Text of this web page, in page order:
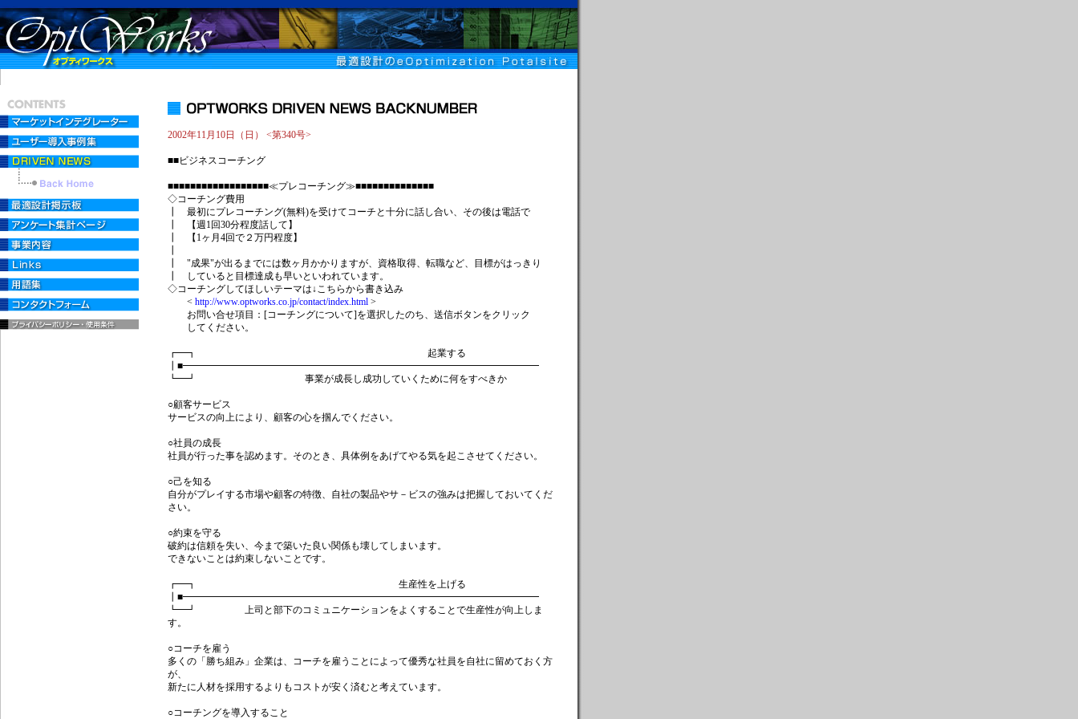
2002年11月10日（日） <第340号>
■■ビジネスコーチング
■■■■■■■■■■■■■■■■■■≪プレコーチング≫■■■■■■■■■■■■■■
◇コーチング費用
┃ 最初にプレコーチング(無料)を受けてコーチと十分に話し合い、その後は電話で
┃ 【週1回30分程度話して】
┃ 【1ヶ月4回で２万円程度】
┃ "成果"が出るまでには数ヶ月かかりますが、資格取得、転職など、目標がはっきり
┃ していると目標達成も早いといわれています。
◇コーチングしてほしいテーマは↓こちらから書き込み
< http://www.optworks.co.jp/contact/index.html >
お問い合せ項目：[コーチングについて]を選択したのち、送信ボタンをクリック
してください。
┏━┓ 起業する
┃■━━━━━━━━━━━━━━━━━━━━━━━━━━━━━━━━━━━━━
┗━┛ 事業が成長し成功していくために何をすべきか
○顧客サービス
サービスの向上により、顧客の心を掴んでください。
○社員の成長
社員が行った事を認めます。そのとき、具体例をあげてやる気を起こさせてください。
○己を知る
自分がプレイする市場や顧客の特徴、自社の製品やサ－ビスの強みは把握しておいてくだ
さい。
○約束を守る
破約は信頼を失い、今まで築いた良い関係も壊してしまいます。
できないことは約束しないことです。
┏━┓ 生産性を上げる
┃■━━━━━━━━━━━━━━━━━━━━━━━━━━━━━━━━━━━━━
┗━┛ 上司と部下のコミュニケーションをよくすることで生産性が向上しま
す。
○コーチを雇う
多くの「勝ち組み」企業は、コーチを雇うことによって優秀な社員を自社に留めておく方
が、
新たに人材を採用するよりもコストが安く済むと考えています。
○コーチングを導入すること